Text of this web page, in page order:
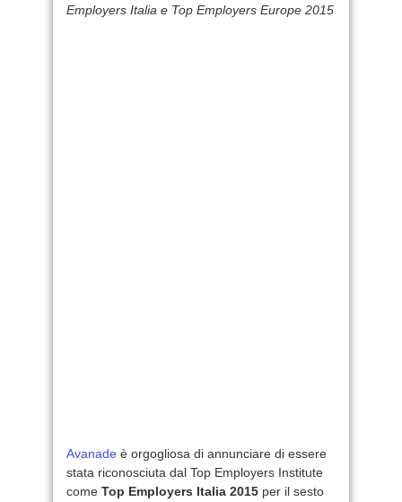
Employers Italia e Top Employers Europe 2015
Avanade è orgogliosa di annunciare di essere
stata riconosciuta dal Top Employers Institute
come Top Employers Italia 2015 per il sesto